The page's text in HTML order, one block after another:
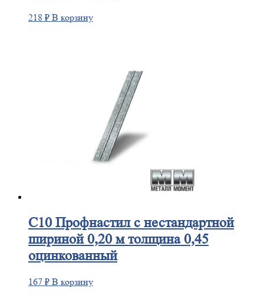
218 ₽ В корзину
С10Профнастил с нестандартной
шириной 0,20 м толщина 0,45
оцинкованный
167 ₽ В корзину